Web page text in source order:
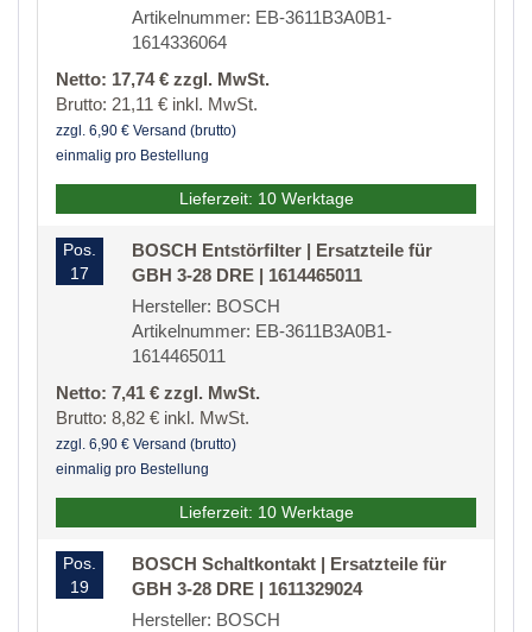
Artikelnummer: EB-3611B3A0B1-
1614336064
Netto: 17,74 € zzgl. MwSt.
Brutto: 21,11 € inkl. MwSt.
zzgl. 6,90 € Versand (brutto)
einmalig pro Bestellung
Lieferzeit: 10 Werktage
Pos.
17
BOSCH Entstörfilter | Ersatzteile für
GBH 3-28 DRE | 1614465011
Hersteller: BOSCH
Artikelnummer: EB-3611B3A0B1-
1614465011
Netto: 7,41 € zzgl. MwSt.
Brutto: 8,82 € inkl. MwSt.
zzgl. 6,90 € Versand (brutto)
einmalig pro Bestellung
Lieferzeit: 10 Werktage
Pos.
19
BOSCH Schaltkontakt | Ersatzteile für
GBH 3-28 DRE | 1611329024
Hersteller: BOSCH